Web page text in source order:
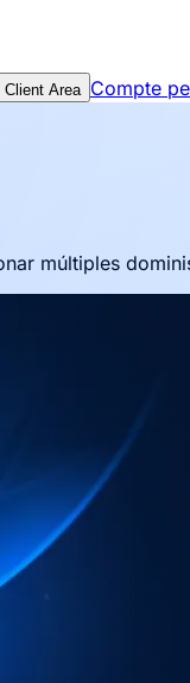
Client Area Compte
múltiples